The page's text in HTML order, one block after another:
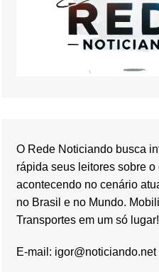
O Rede Noticiando busca
rápida seus leitores sobre o
acontecendo no cenário
no Brasil e no Mundo.
Transportes em um só lugar!
E-mail: igor@noticiando.net